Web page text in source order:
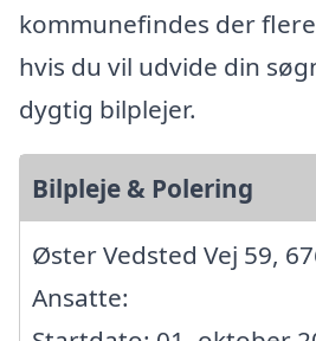
kommunefindes der
hvis du vil udvide din
dygtig bilplejer.
Bilpleje & Polering
Øster Vedsted Vej 59,
Ansatte: